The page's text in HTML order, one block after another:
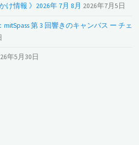
け情報 》2026年 7月 8月 2026年7月5日
mitSpass 第 3 回響きのキャンバス ー チェ
年5月30日